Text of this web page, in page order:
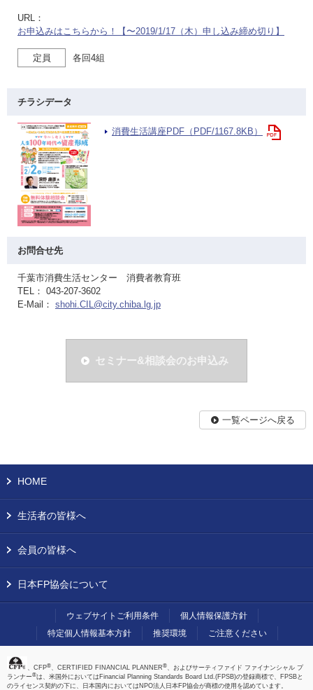
URL：
お申込みはこちらから！【〜2019/1/17（木）申し込み締め切り】
定員 各回4組
チラシデータ
消費生活講座PDF（PDF/1167.8KB）
お問合せ先
千葉市消費生活センター 消費者教育班
TEL： 043-207-3602
E-Mail： shohi.CIL@city.chiba.lg.jp
セミナー&相談会のお申込み
一覧ページへ戻る
HOME
生活者の皆様へ
会員の皆様へ
日本FP協会について
ウェブサイトご利用条件
個人情報保護方針
特定個人情報基本方針
推奨環境 ご注意ください
、CFP®、CERTIFIED FINANCIAL PLANNER®、およびサーティファイド ファイナンシャル プ
ランナー®は、米国外においてはFinancial Planning Standards Board Ltd.(FPSB)の登録商標で、FPSBと
のライセンス契約の下に、日本国内においてはNPO法人日本FP協会が商標の使用を認めています。